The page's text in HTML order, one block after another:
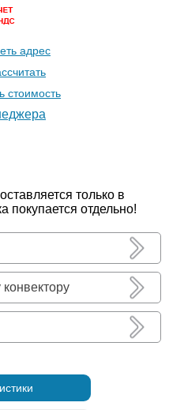
адрес
стоимость
только в
покупается отдельно!